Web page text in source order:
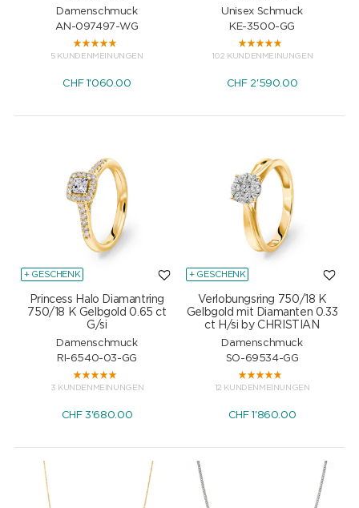
Damenschmuck
AN-097497-WG
5 KUNDENMEINUNGEN
CHF1'060.00
Unisex Schmuck
KE-3500-GG
102 KUNDENMEINUNGEN
CHF2'590.00
+ GESCHENK
Princess Halo Diamantring
750/18 K Gelbgold 0.65 ct
G/si
Damenschmuck
RI-6540-03-GG
3 KUNDENMEINUNGEN
CHF3'680.00
+ GESCHENK
Verlobungsring 750/18 K
Gelbgold mit Diamanten 0.33
ct H/si by CHRISTIAN
Damenschmuck
SO-69534-GG
12 KUNDENMEINUNGEN
CHF1'860.00